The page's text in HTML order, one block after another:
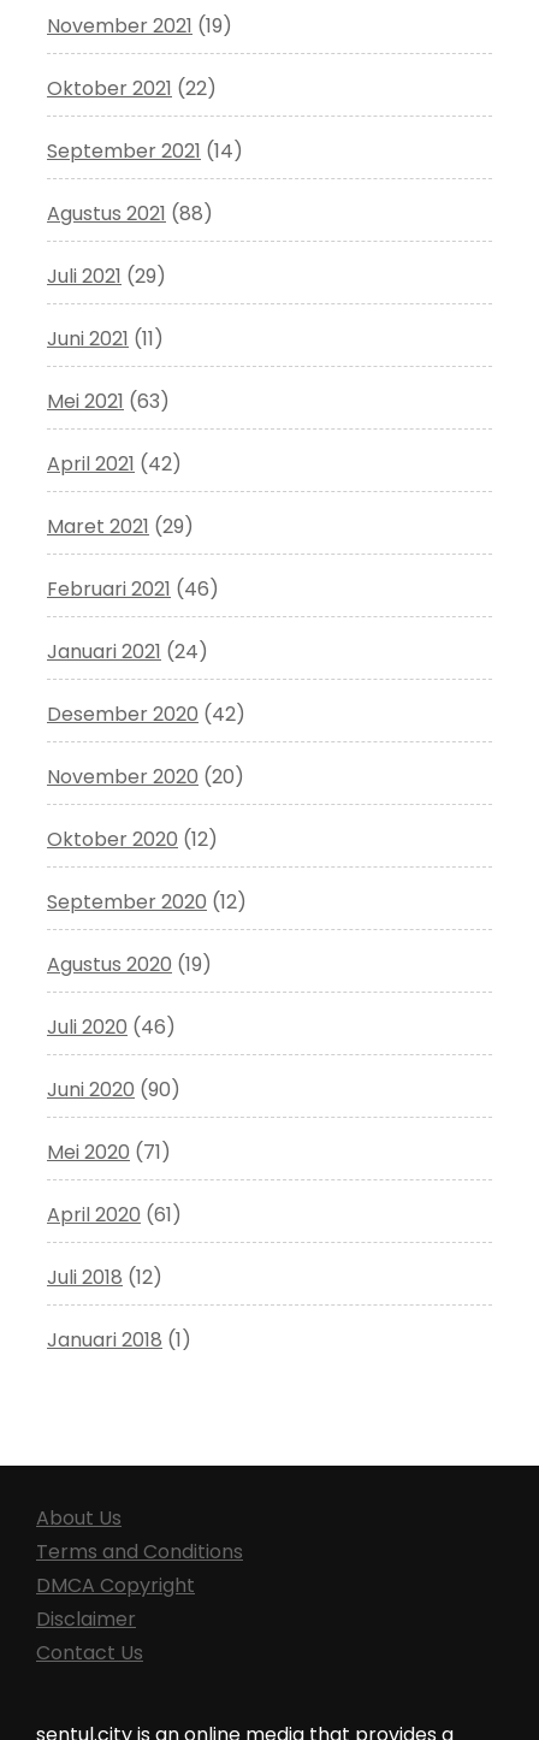
November 2021 (19)
Oktober 2021 (22)
September 2021 (14)
Agustus 2021 (88)
Juli 2021 (29)
Juni 2021 (11)
Mei 2021 (63)
April 2021 (42)
Maret 2021 (29)
Februari 2021 (46)
Januari 2021 (24)
Desember 2020 (42)
November 2020 (20)
Oktober 2020 (12)
September 2020 (12)
Agustus 2020 (19)
Juli 2020 (46)
Juni 2020 (90)
Mei 2020 (71)
April 2020 (61)
Juli 2018 (12)
Januari 2018 (1)
About Us
Terms and Conditions
DMCA Copyright
Disclaimer
Contact Us